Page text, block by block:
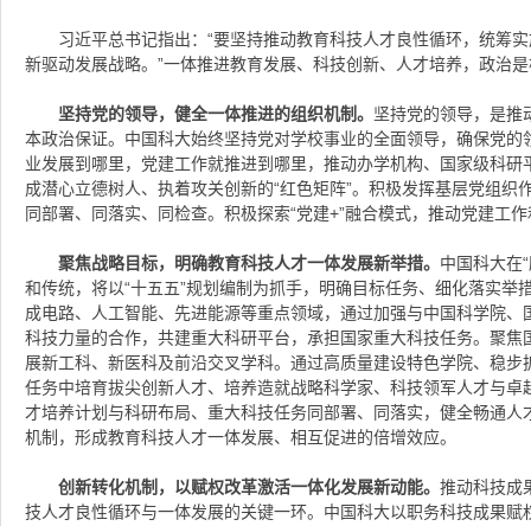
习近平总书记指出：“要坚持推动教育科技人才良性循环，统筹
新驱动发展战略。”一体推进教育发展、科技创新、人才培养，政治
坚持党的领导，健全一体推进的组织机制。 坚持党的领导，是推
本政治保证。中国科大始终坚持党对学校事业的全面领导，确保党
业发展到哪里，党建工作就推进到哪里，推动办学机构、国家级科
成潜心立德树人、执着攻关创新的“红色矩阵”。积极发挥基层党组织
同部署、同落实、同检查。积极探索“党建+”融合模式，推动党建工
聚焦战略目标，明确教育科技人才一体发展新举措。 中国科大在
和传统，将以“十五五”规划编制为抓手，明确目标任务、细化落实举
成电路、人工智能、先进能源等重点领域，通过加强与中国科学院
科技力量的合作，共建重大科研平台，承担国家重大科技任务。聚
展新工科、新医科及前沿交叉学科。通过高质量建设特色学院、稳
任务中培育拔尖创新人才、培养造就战略科学家、科技领军人才与
才培养计划与科研布局、重大科技任务同部署、同落实，健全畅通
机制，形成教育科技人才一体发展、相互促进的倍增效应。
创新转化机制，以赋权改革激活一体化发展新动能。 推动科技成
技人才良性循环与一体发展的关键一环。中国科大以职务科技成果赋